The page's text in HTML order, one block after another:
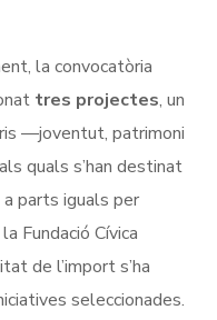
la convocatòria
tres projectes, un
—joventut, patrimoni
quals s’han destinat
parts iguals per
Fundació Cívica
de l’import s’ha
seleccionades.